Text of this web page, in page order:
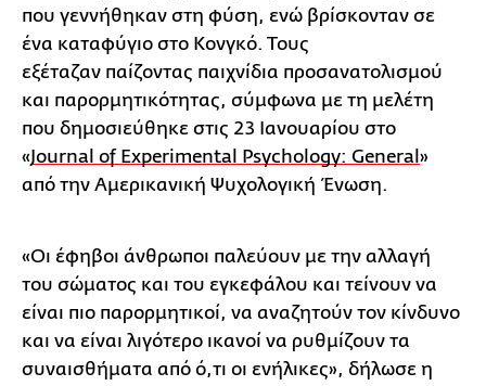
που γεννήθηκαν στη φύση, ενώ βρίσκονταν σε
ένα καταφύγιο στο Κονγκό. Τους
εξέταζαν παίζοντας παιχνίδια προσανατολισμού
και παρορμητικότητας, σύμφωνα με τη μελέτη
που δημοσιεύθηκε στις 23 Ιανουαρίου στο
«Journal of Experimental Psychology: General »
από την Αμερικανική Ψυχολογική Ένωση.
«Οι έφηβοι άνθρωποι παλεύουν με την αλλαγή
του σώματος και του εγκεφάλου και τείνουν να
είναι πιο παρορμητικοί, να αναζητούν τον κίνδυνο
και να είναι λιγότερο ικανοί να ρυθμίζουν τα
συναισθήματα από ό,τι οι ενήλικες», δήλωσε η